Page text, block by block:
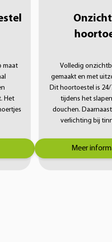
maat
Het
Volledig
gemaakt en met
Dit hoortoestel is
tijdens het
douchen.
verlichting bij
Meer